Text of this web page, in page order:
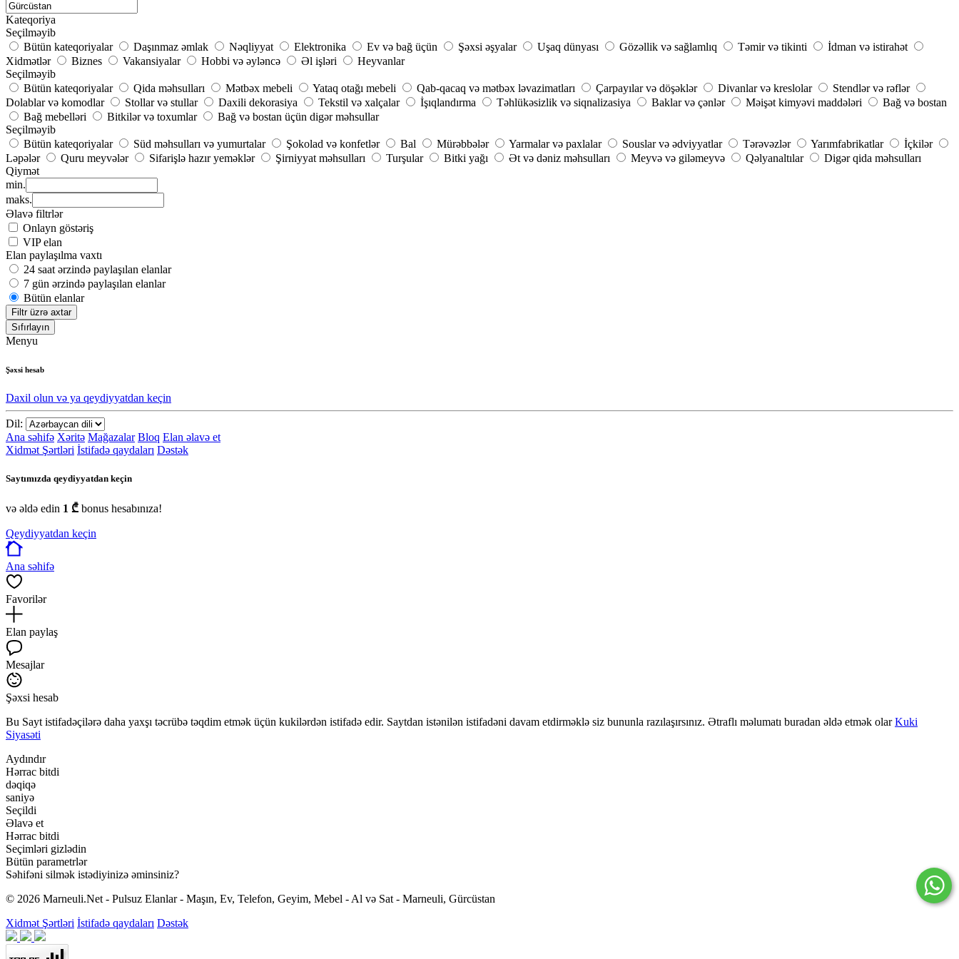
Kateqoriya
Seçilməyib
Bütün kateqoriyalar
Daşınmaz əmlak Nəqliyyat Elektronika Ev və bağ üçün Şəxsi əşyalar Uşaq dünyası Gözəllik və sağlamlıq Təmir və tikinti
İdman və istirahət
Xidmətlər
Biznes Vakansiyalar Hobbi və əyləncə Əl işləri
Heyvanlar
Seçilməyib
Bütün kateqoriyalar
Qida məhsulları Mətbəx mebeli Yataq otağı mebeli Qab-qacaq və mətbəx ləvazimatları Çarpayılar və döşəklər Divanlar və kreslolar
Stendlər və rəflər
Dolablar və komodlar
Stollar və stullar Daxili dekorasiya Tekstil və xalçalar İşıqlandırma Təhlükəsizlik və siqnalizasiya Baklar və çənlər Məişət kimyəvi maddələri
Bağ və bostan
Bağ mebelləri
Bitkilər və toxumlar
Bağ və bostan üçün digər məhsullar
Seçilməyib
Bütün kateqoriyalar
Süd məhsulları və yumurtalar Şokolad və konfetlər Bal Mürəbbələr Yarmalar və paxlalar Souslar və ədviyyatlar Tərəvəzlər Yarımfabrikatlar
İçkilər
Ləpələr
Quru meyvələr Sifarişlə hazır yeməklər Şirniyyat məhsulları Turşular Bitki yağı Ət və dəniz məhsulları Meyvə və giləmeyvə Qəlyanaltılar
Digər qida məhsulları
Qiymət
min.
maks.
Əlavə filtrlər
Onlayn göstəriş
VIP elan
Elan paylaşılma vaxtı
24 saat ərzində paylaşılan elanlar
7 gün ərzində paylaşılan elanlar
Bütün elanlar
Filtr üzrə axtar
Sıfırlayın
Menyu
Şəxsi hesab
Daxil olun və ya qeydiyyatdan keçin
Dil:
Ana səhifə Xəritə Mağazalar Bloq Elan əlavə et
Xidmət Şərtləri İstifadə qaydaları Dəstək
Saytımızda qeydiyyatdan keçin
və əldə edin 1 ₾ bonus hesabınıza!
Qeydiyyatdan keçin
Ana səhifə
Favorilər
Elan paylaş
Mesajlar
Şəxsi hesab
Bu Sayt istifadəçilərə daha yaxşı təcrübə təqdim etmək üçün kukilərdən istifadə edir. Saytdan istənilən istifadəni davam etdirməklə siz bununla razılaşırsınız. Ətraflı məlumatı buradan əldə etmək olarKuki
Siyasəti
Aydındır
Hərrac bitdi
dəqiqə
saniyə
Seçildi
Əlavə et
Hərrac bitdi
Seçimləri gizlədin
Bütün parametrlər
Səhifəni silmək istədiyinizə əminsiniz?
© 2026 Marneuli.Net - Pulsuz Elanlar - Maşın, Ev, Telefon, Geyim, Mebel - Al və Sat - Marneuli, Gürcüstan
Xidmət Şərtləri İstifadə qaydaları Dəstək